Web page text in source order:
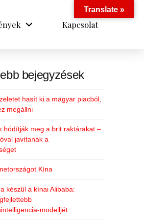
Kapcsolat
bejegyzések
hasít ki a magyar piacból,
megállni
hódítják meg a brit raktárakat –
javítanák a
Kína
készül a kínai Alibaba:
modelljét
Translate »